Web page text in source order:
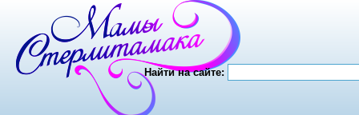
Найти на сайте: